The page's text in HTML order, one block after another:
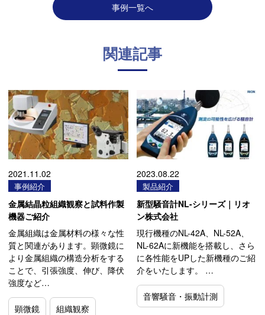
事例一覧へ
関連記事
2021.11.02
事例紹介
金属結晶粒組織観察と試料作製
機器ご紹介
金属組織は金属材料の様々な性
質と関連があります。顕微鏡に
より金属組織の構造分析をする
ことで、引張強度、伸び、降伏
強度など…
顕微鏡 組織観察
2023.08.22
製品紹介
新型騒音計NL-シリーズ｜リオ
ン株式会社
現行機種のNL-42A、NL-52A、
NL-62Aに新機能を搭載し、さら
に各性能をUPした新機種のご紹
介をいたします。 …
音響騒音・振動計測